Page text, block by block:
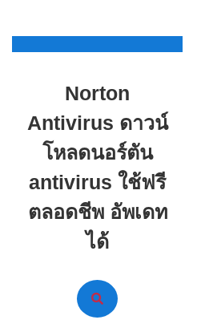
content
Norton
Antivirus ดาวน์
โหลดนอร์ตัน
antivirus ใช้ฟรี
ตลอดชีพ อัพเดท
ได้